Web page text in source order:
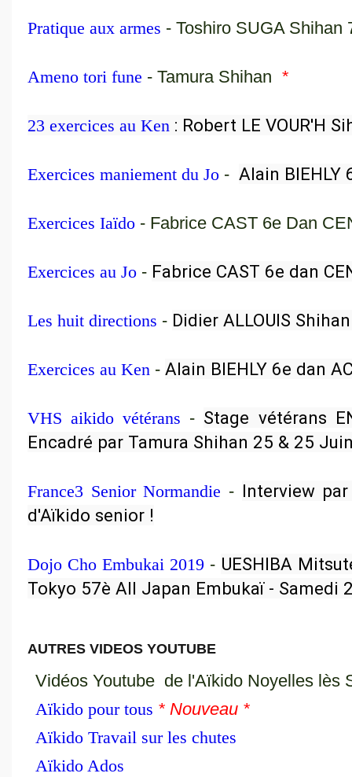
Pratique aux armes - Toshiro SUGA
Ameno tori fune - Tamura Shihan *
23 exercices au Ken : Robert LE VOUR'H
Exercices maniement du Jo - Alain BIEHLY
Exercices Iaïdo - Fabrice CAST 6e Dan
Exercices au Jo - Fabrice CAST 6e dan
Les huit directions - Didier ALLOUIS
Exercices au Ken - Alain BIEHLY 6e dan
VHS aikido vétérans - Stage vétérans
Encadré par Tamura Shihan 25 & 25
France3 Senior Normandie - Interview
d'Aïkido senior !
Dojo Cho Embukai 2019 - UESHIBA
Tokyo 57è All Japan Embukaï - Samedi
AUTRES VIDEOS YOUTUBE
Vidéos Youtube de l'Aïkido Noyelles lès
Aïkido pour tous * Nouveau *
Aïkido Travail sur les chutes
Aïkido Ados